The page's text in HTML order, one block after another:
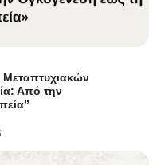
Μεταπτυχιακών
Από την